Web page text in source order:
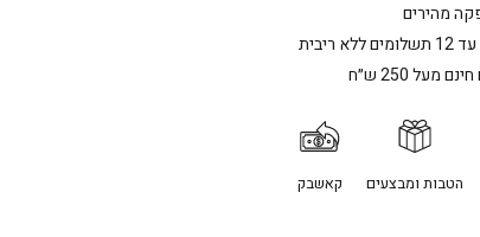
מהירים
ריבית
מעל 250 ש״ח
הטבות ומבצעים קאשבק